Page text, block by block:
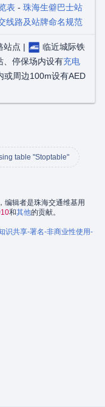
表 - 珠海生僻巴士站
线路及站牌命名规范
站点 |
临近城际铁
、停保场内设有充电
或周边100m设有AED
table "Stoptable"
编辑者是珠海交通维基用
和其他的贡献。
识共享-署名-非商业性使用-